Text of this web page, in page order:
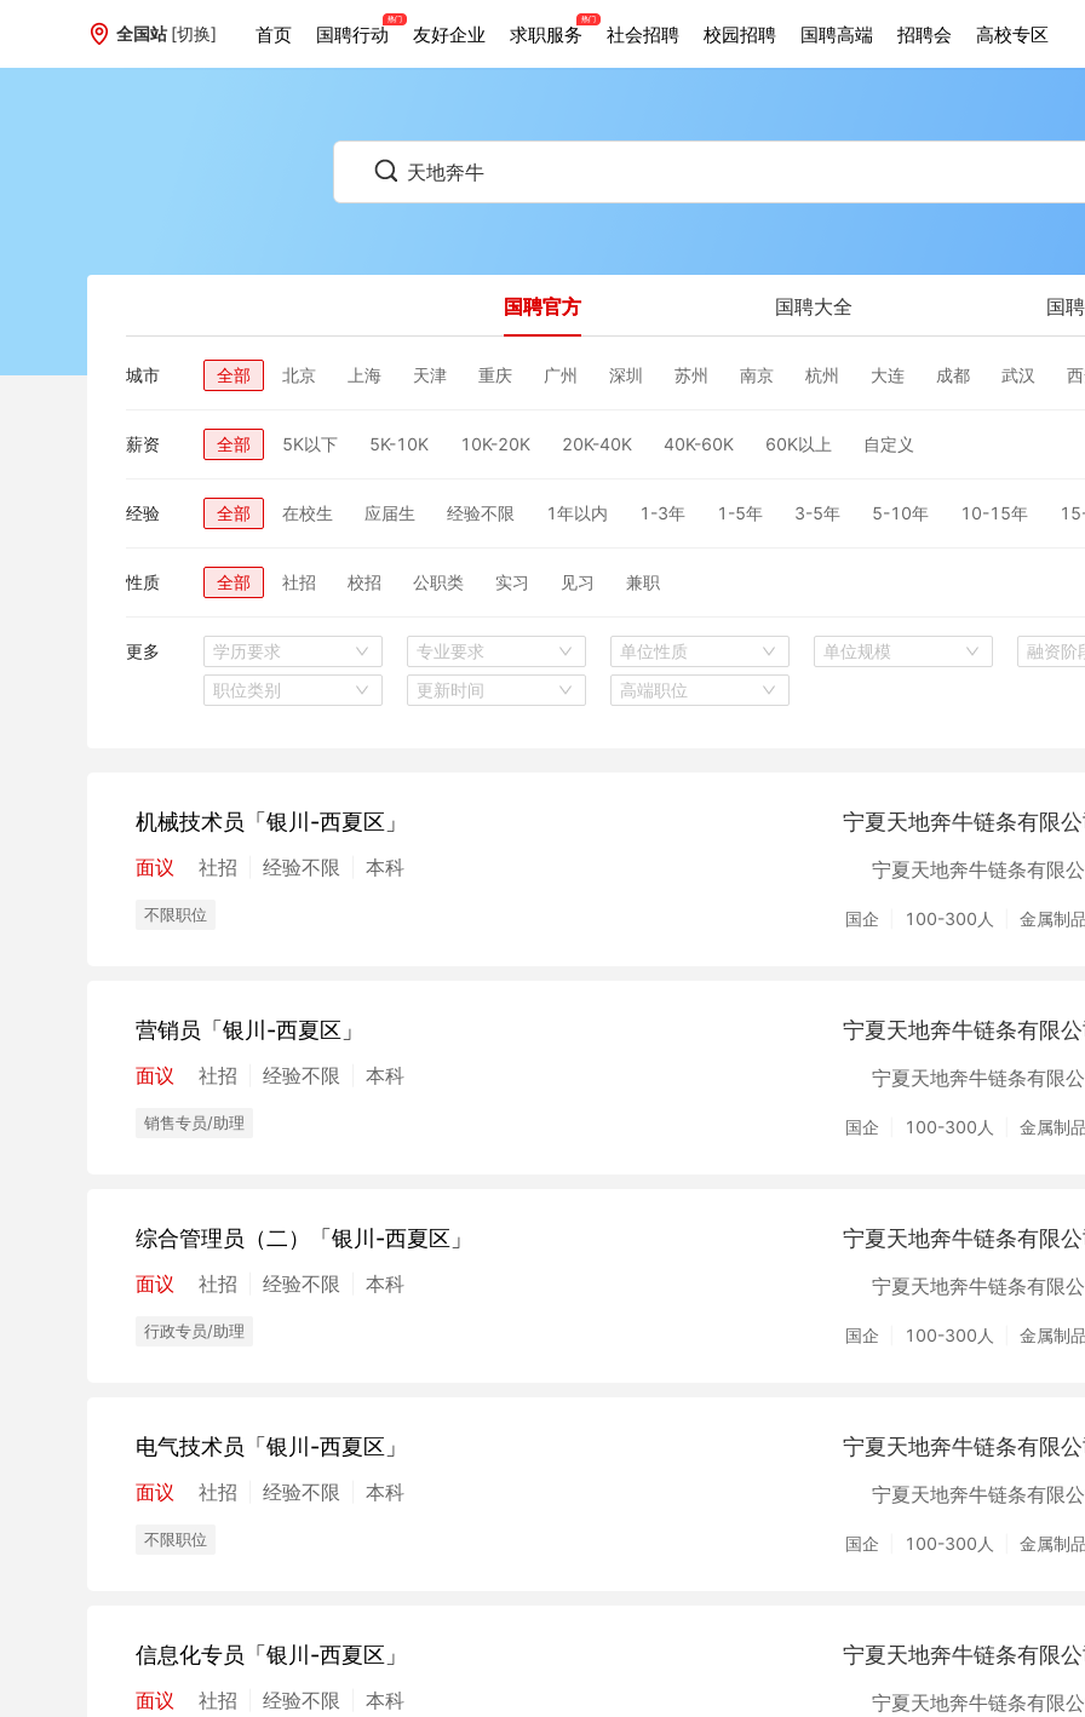
全国站 [切换] 首页 国聘行动 友好企业 求职服务 社会招聘 校园招聘 国聘高端 招聘会 高校专区
国聘官方 国聘大全 国
城市 全部 北京 上海 天津 重庆 广州 深圳 苏州 南京 杭州 大连 成都 武汉
薪资 全部 5K以下 5K-10K 10K-20K 20K-40K 40K-60K 60K以上 自定义
经验 全部 在校生 应届生 经验不限 1年以内 1-3年 1-5年 3-5年 5-10年 10-15年
性质 全部 社招 校招 公职类 实习 见习 兼职
更多 学历要求 专业要求 单位性质 单位规模 融资阶
职位类别
更新时间 高端职位
机械技术员 「银川-西夏区」
面议 社招 经验不限 本科
不限职位
宁夏天地奔牛链条有限公
宁夏天地奔牛链条有限
国企 100-300人 金属制
营销员 「银川-西夏区」
面议 社招 经验不限 本科
销售专员/助理
宁夏天地奔牛链条有限公
宁夏天地奔牛链条有限
国企 100-300人 金属制
综合管理员（二） 「银川-西夏区」
面议 社招 经验不限 本科
行政专员/助理
宁夏天地奔牛链条有限公
宁夏天地奔牛链条有限
国企 100-300人 金属制
电气技术员 「银川-西夏区」
面议 社招 经验不限 本科
不限职位
宁夏天地奔牛链条有限公
宁夏天地奔牛链条有限
国企 100-300人 金属制
信息化专员 「银川-西夏区」
面议 社招 经验不限 本科
宁夏天地奔牛链条有限公
宁夏天地奔牛链条有限